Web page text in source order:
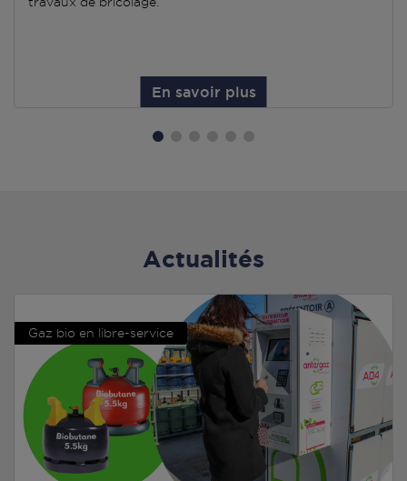
En savoir plus
Actualités
Gaz bio en libre-service